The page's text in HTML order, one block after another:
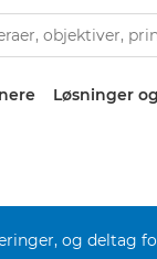
Løsninger
og deltag